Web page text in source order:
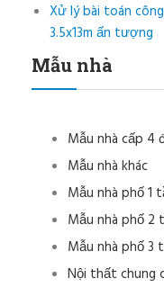
Xử lý bài toán
3.5x13m ấn tượng
Mẫu nhà
Mẫu nhà cấp 4
Mẫu nhà khác
Mẫu nhà phố 1
Mẫu nhà phố 2
Mẫu nhà phố 3
Nội thất chung